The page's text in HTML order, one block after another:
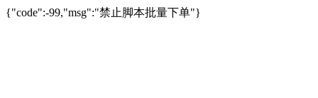
{"code":-99,"msg":"禁止脚本批量下单"}